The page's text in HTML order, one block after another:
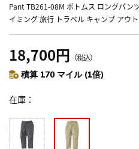
Pant TB261-08M ボトムス ロングパン
イミング 旅行 トラベル キャンプ アウ
18,700円 （税込）
積算 170 マイル (1倍)
在庫